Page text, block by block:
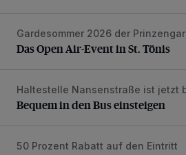
Das Open Air-Event in St. Tönis
Gardesommer 2026 der
Das Open Air-Event in St. Tönis
Bequem in den Bus einsteigen
Haltestelle Nansenstraße ist jetzt
Bequem in den Bus einsteigen
AquaSol Kempen lädt zum
50 Prozent Rabatt auf den Eintritt